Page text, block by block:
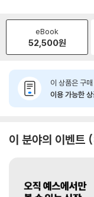
eBook
52,500원
이 상품은 구
이용 가능한
이 분야의 이벤트